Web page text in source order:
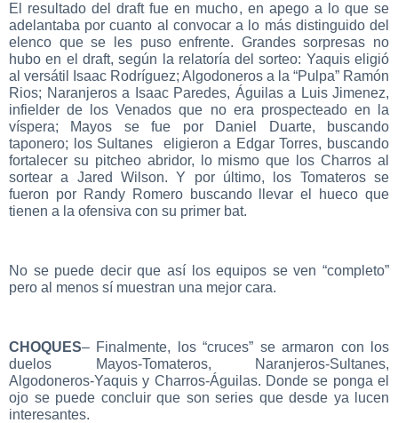
El resultado del draft fue en mucho, en apego a lo que se
adelantaba por cuanto al convocar a lo más distinguido del
elenco que se les puso enfrente. Grandes sorpresas no
hubo en el draft, según la relatoría del sorteo: Yaquis eligió
al versátil Isaac Rodríguez; Algodoneros a la “Pulpa” Ramón
Rios; Naranjeros a Isaac Paredes, Águilas a Luis Jimenez,
infielder de los Venados que no era prospecteado en la
víspera; Mayos se fue por Daniel Duarte, buscando
taponero; los Sultanes eligieron a Edgar Torres, buscando
fortalecer su pitcheo abridor, lo mismo que los Charros al
sortear a Jared Wilson. Y por último, los Tomateros se
fueron por Randy Romero buscando llevar el hueco que
tienen a la ofensiva con su primer bat.
No se puede decir que así los equipos se ven “completo”
pero al menos sí muestran una mejor cara.
CHOQUES– Finalmente, los “cruces” se armaron con los
duelos Mayos-Tomateros, Naranjeros-Sultanes,
Algodoneros-Yaquis y Charros-Águilas. Donde se ponga el
ojo se puede concluir que son series que desde ya lucen
interesantes.